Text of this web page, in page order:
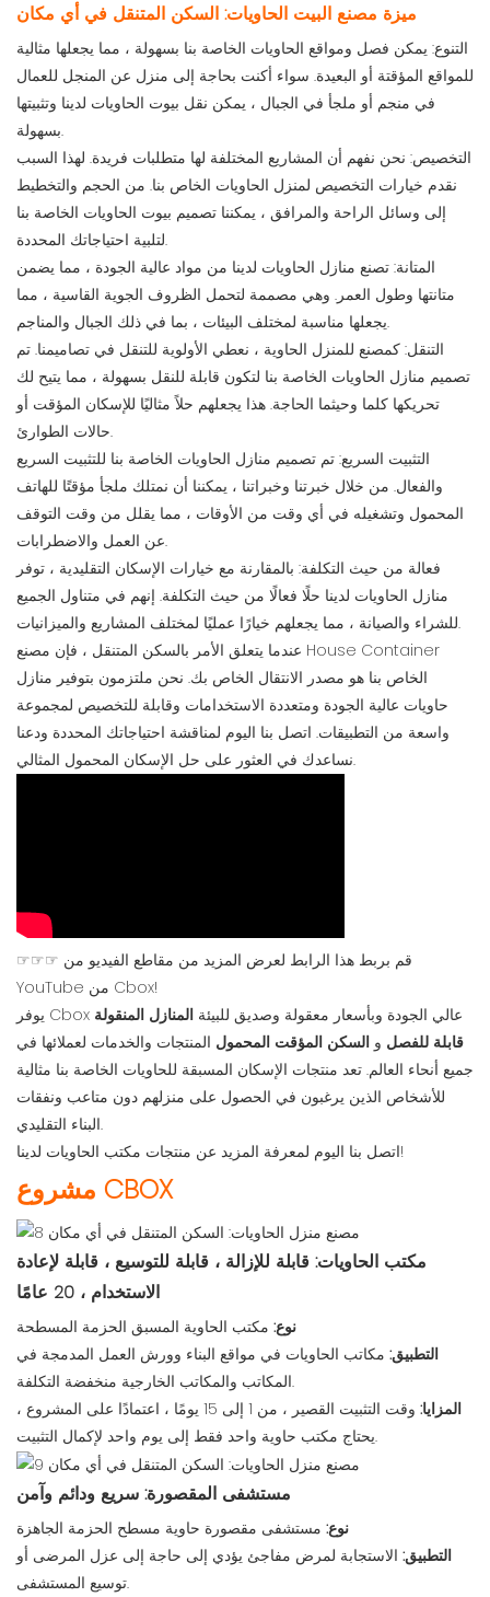
ميزة مصنع البيت الحاويات: السكن المتنقل في أي مكان
التنوع: يمكن فصل ومواقع الحاويات الخاصة بنا بسهولة ، مما يجعلها مثالية
للمواقع المؤقتة أو البعيدة. سواء أكنت بحاجة إلى منزل عن المنجل للعمال
في منجم أو ملجأ في الجبال ، يمكن نقل بيوت الحاويات لدينا وتثبيتها
بسهولة.
التخصيص: نحن نفهم أن المشاريع المختلفة لها متطلبات فريدة. لهذا السبب
نقدم خيارات التخصيص لمنزل الحاويات الخاص بنا. من الحجم والتخطيط
إلى وسائل الراحة والمرافق ، يمكننا تصميم بيوت الحاويات الخاصة بنا
لتلبية احتياجاتك المحددة.
المتانة: تصنع منازل الحاويات لدينا من مواد عالية الجودة ، مما يضمن
متانتها وطول العمر. وهي مصممة لتحمل الظروف الجوية القاسية ، مما
يجعلها مناسبة لمختلف البيئات ، بما في ذلك الجبال والمناجم.
التنقل: كمصنع للمنزل الحاوية ، نعطي الأولوية للتنقل في تصاميمنا. تم
تصميم منازل الحاويات الخاصة بنا لتكون قابلة للنقل بسهولة ، مما يتيح لك
تحريكها كلما وحيثما الحاجة. هذا يجعلهم حلاً مثاليًا للإسكان المؤقت أو
حالات الطوارئ.
التثبيت السريع: تم تصميم منازل الحاويات الخاصة بنا للتثبيت السريع
والفعال. من خلال خبرتنا وخبراتنا ، يمكننا أن نمتلك ملجأ مؤقتًا للهاتف
المحمول وتشغيله في أي وقت من الأوقات ، مما يقلل من وقت التوقف
عن العمل والاضطرابات.
فعالة من حيث التكلفة: بالمقارنة مع خيارات الإسكان التقليدية ، توفر
منازل الحاويات لدينا حلًا فعالًا من حيث التكلفة. إنهم في متناول الجميع
للشراء والصيانة ، مما يجعلهم خيارًا عمليًا لمختلف المشاريع والميزانيات.
عندما يتعلق الأمر بالسكن المتنقل ، فإن مصنع House Container
الخاص بنا هو مصدر الانتقال الخاص بك. نحن ملتزمون بتوفير منازل
حاويات عالية الجودة ومتعددة الاستخدامات وقابلة للتخصيص لمجموعة
واسعة من التطبيقات. اتصل بنا اليوم لمناقشة احتياجاتك المحددة ودعنا
نساعدك في العثور على حل الإسكان المحمول المثالي.
☞☞☞ قم بربط هذا الرابط لعرض المزيد من مقاطع الفيديو من
YouTube من Cbox!
يوفر Cbox عالي الجودة وبأسعار معقولة وصديق للبيئة المنازل المنقولة
قابلة للفصل و السكن المؤقت المحمول المنتجات والخدمات لعملائها في
جميع أنحاء العالم. تعد منتجات الإسكان المسبقة للحاويات الخاصة بنا مثالية
للأشخاص الذين يرغبون في الحصول على منزلهم دون متاعب ونفقات
البناء التقليدي.
اتصل بنا اليوم لمعرفة المزيد عن منتجات مكتب الحاويات لدينا!
مشروع CBOX
مكتب الحاويات: قابلة للإزالة ، قابلة للتوسيع ، قابلة لإعادة
الاستخدام ، 20 عامًا
نوع: مكتب الحاوية المسبق الحزمة المسطحة
التطبيق: مكاتب الحاويات في مواقع البناء وورش العمل المدمجة في
المكاتب والمكاتب الخارجية منخفضة التكلفة.
المزايا:
وقت التثبيت القصير ، من 1 إلى 15 يومًا ، اعتمادًا على المشروع ،
يحتاج مكتب حاوية واحد فقط إلى يوم واحد لإكمال التثبيت.
مستشفى المقصورة: سريع ودائم وآمن
نوع: مستشفى مقصورة حاوية مسطح الحزمة الجاهزة
التطبيق: الاستجابة لمرض مفاجئ يؤدي إلى حاجة إلى عزل المرضى أو
توسيع المستشفى.